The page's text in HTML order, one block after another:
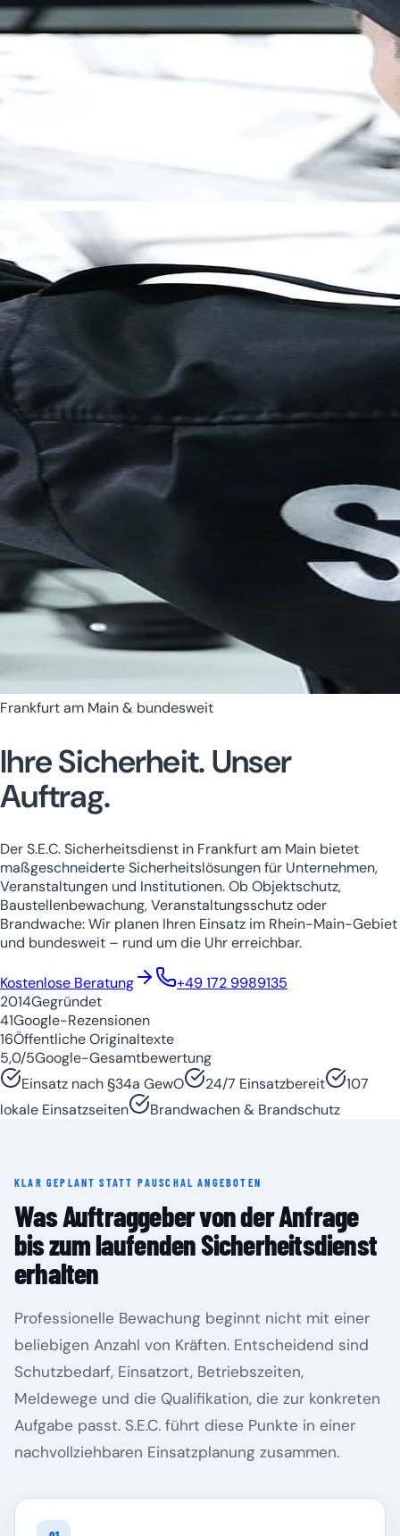
Bremen
Hessen
Frankfurt am Main & bundesweit
Ihre Sicherheit.Unser
Auftrag.
Der S.E.C. Sicherheitsdienst in Frankfurt am Main bietet
maßgeschneiderte Sicherheitslösungen für Unternehmen,
Veranstaltungen und Institutionen. Ob Objektschutz,
Baustellenbewachung, Veranstaltungsschutz oder
Brandwache: Wir planen Ihren Einsatz im Rhein-Main-Gebiet
und bundesweit – rund um die Uhr erreichbar.
Kostenlose Beratung
+49 172 9989135
2014Gegründet
41Google-Rezensionen
16Öffentliche Originaltexte
5,0/5Google-Gesamtbewertung
Einsatz nach §34a GewO
24/7 Einsatzbereit
107
lokale Einsatzseiten
Brandwachen & Brandschutz
KLAR GEPLANT STATT PAUSCHAL ANGEBOTEN
Was Auftraggeber von der Anfrage
bis zum laufenden Sicherheitsdienst
erhalten
Professionelle Bewachung beginnt nicht mit einer
beliebigen Anzahl von Kräften. Entscheidend sind
Schutzbedarf, Einsatzort, Betriebszeiten,
Meldewege und die Qualifikation, die zur konkreten
Aufgabe passt. S.E.C. führt diese Punkte in einer
nachvollziehbaren Einsatzplanung zusammen.